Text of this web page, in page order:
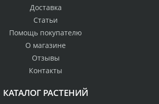
Доставка
Статьи
Помощь покупателю
О магазине
Отзывы
Контакты
КАТАЛОГ РАСТЕНИЙ